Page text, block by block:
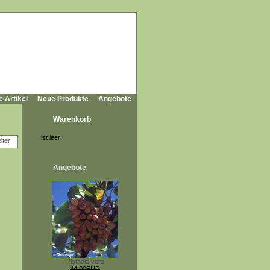
Artikel Neue Produkte Angebote
Warenkorb
ist leer!
Angebote
Pistacia vera